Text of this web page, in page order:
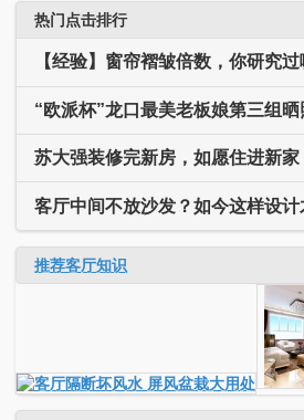
热门点击排行
【经验】窗帘褶皱倍数，你研究过
推荐客厅知识